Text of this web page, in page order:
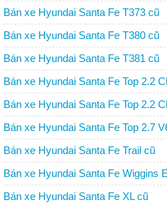
Bán xe Hyundai Santa Fe T373 cũ
Bán xe Hyundai Santa Fe T380 cũ
Bán xe Hyundai Santa Fe T381 cũ
Bán xe Hyundai Santa Fe Top 2.2
Bán xe Hyundai Santa Fe Top 2.2
Bán xe Hyundai Santa Fe Top 2.7
Bán xe Hyundai Santa Fe Trail cũ
Bán xe Hyundai Santa Fe Wiggins
Bán xe Hyundai Santa Fe XL cũ